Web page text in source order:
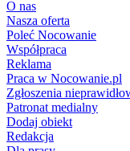
O nas
Nasza oferta
Poleć Nocowanie
Współpraca
Reklama
Praca w Nocowanie.pl
Zgłoszenia
Patronat medialny
Dodaj obiekt
Redakcja